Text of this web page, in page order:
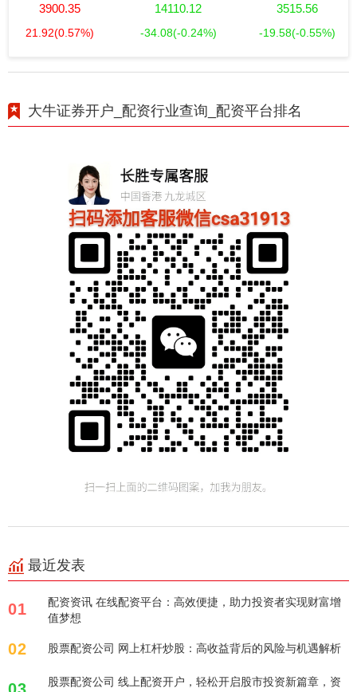
3900.35
21.92(0.57%)
14110.12
-34.08(-0.24%)
3515.56
-19.58(-0.55%)
大牛证券开户_配资行业查询_配资平台排名
最近发表
01
配资资讯 在线配资平台：高效便捷，助力投资者实现财富增
值梦想
02 股票配资公司 网上杠杆炒股：高收益背后的风险与机遇解析
股票配资公司 线上配资开户，轻松开启股市投资新篇章，资